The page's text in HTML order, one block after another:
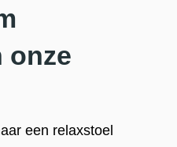
onze
een relaxstoel